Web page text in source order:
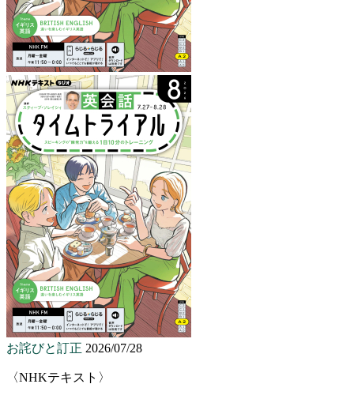
お詫びと訂正 2026/07/28
〈NHKテキスト〉